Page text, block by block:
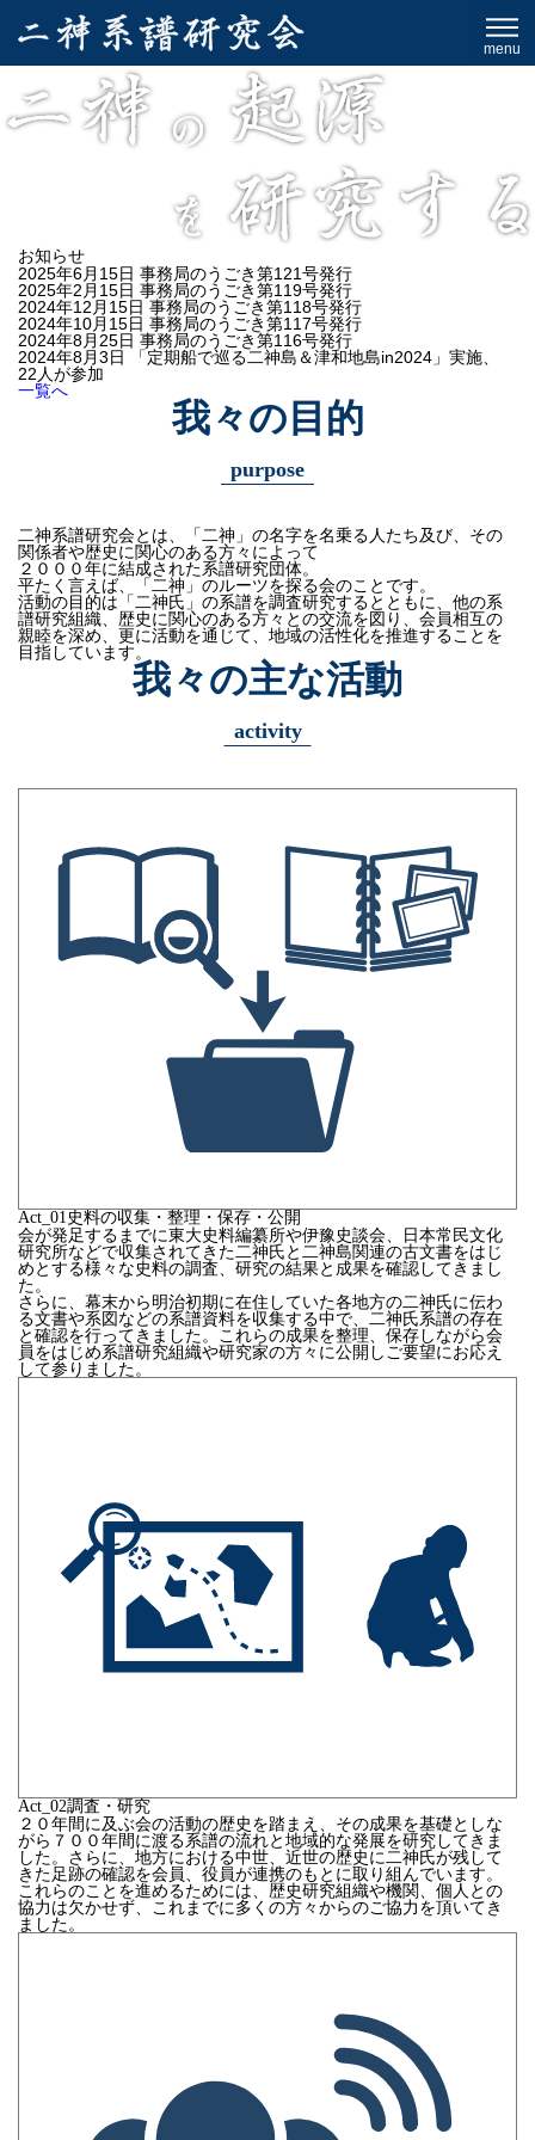
menu
お知らせ
2025年6月15日 事務局のうごき第121号発行
2025年2月15日 事務局のうごき第119号発行
2024年12月15日 事務局のうごき第118号発行
2024年10月15日 事務局のうごき第117号発行
2024年8月25日 事務局のうごき第116号発行
2024年8月3日
「定期船で巡る二神島＆津和地島in2024」実施、
22人が参加
一覧へ
我々の目的
purpose
二神系譜研究会とは、 「二神」の名字を名乗る人たち及び、 その
関係者や歴史に関心のある方々によって
２０００年に結成された系譜研究団体。
平たく言えば、「二神」のルーツを探る会のことです。
活動の目的は「二神氏」の系譜を調査研究するとともに、 他の系
譜研究組織、歴史に関心のある方々との交流を図り、 会員相互の
親睦を深め、更に活動を通じて、 地域の活性化を推進することを
目指しています。
我々の主な活動
activity
Act_ 01 史料の収集・整理・保存・公開
会が発足するまでに東大史料編纂所や伊豫史談会、日本常民文化
研究所などで収集されてきた二神氏と二神島関連の古文書をはじ
めとする様々な史料の調査、研究の結果と成果を確認してきまし
た。
さらに、幕末から明治初期に在住していた各地方の二神氏に伝わ
る文書や系図などの系譜資料を収集する中で、二神氏系譜の存在
と確認を行ってきました。これらの成果を整理、保存しながら会
員をはじめ系譜研究組織や研究家の方々に公開しご要望にお応え
して参りました。
Act_ 02調査・研究
２０年間に及ぶ会の活動の歴史を踏まえ、その成果を基礎としな
がら７００年間に渡る系譜の流れと地域的な発展を研究してきま
した。さらに、地方における中世、近世の歴史に二神氏が残して
きた足跡の確認を会員、役員が連携のもとに取り組んでいます。
これらのことを進めるためには、歴史研究組織や機関、個人との
協力は欠かせず、これまでに多くの方々からのご協力を頂いてき
ました。